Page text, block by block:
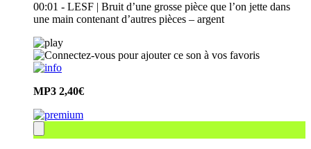
00:01 - LESF | Bruit d’une grosse pièce que l’on jette dans
une main contenant d’autres pièces – argent
MP3 2,40€